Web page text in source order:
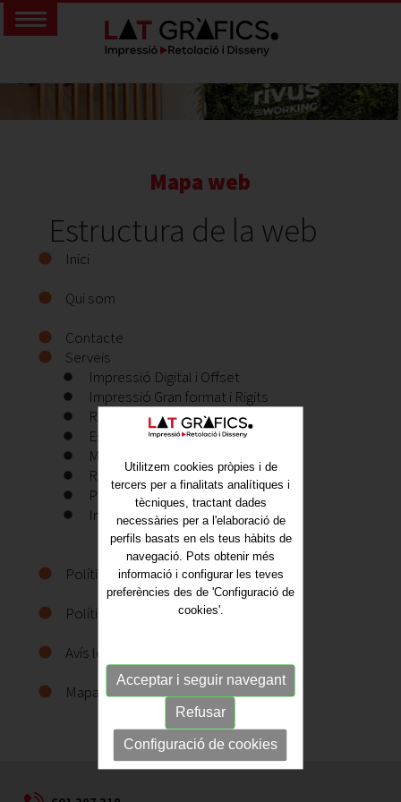
Mapa web
Estructura de la web
Inici
Qui som
Contacte
Serveis
Impressió Digital i Offset
Impressió Gran format i Rigits
Rotulació de vehícles
Estampació tèxtil i Roba laboral
Merchandasing i Objecte publicitari
Rètols i lletres corpòries
Projectes globals
Instal·lació i Muntatge
Política de privacitat
Política de cookies
Avís legal
Mapa web
Utilitzem cookies pròpies i de
tercers per a finalitats analítiques i
tècniques, tractant dades
necessàries per a l'elaboració de
perfils basats en els teus hàbits de
navegació. Pots obtenir més
informació i configurar les teves
preferències des de 'Configuració de
cookies'.
Acceptar i seguir navegant
Refusar
Configuració de cookies